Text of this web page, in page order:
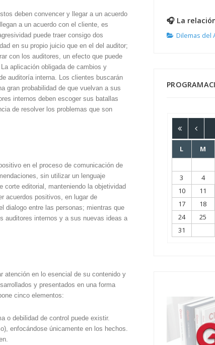
deben convencer y llegar a un acuerdo
a un acuerdo con el cliente, es
puede traer consigo dos
en su propio juicio que en el del auditor;
con los auditores, un efecto que puede
aplicación obligada de cambios y
auditoría interna. Los clientes buscarán
gran probabilidad de que vuelvan a sus
internos deben escoger sus batallas
de resolver los problemas que son
en el proceso de comunicación de
sin utilizar un lenguaje
corte editorial, manteniendo la objetividad
acuerdos positivos, en lugar de
dialogo entre las personas; mientras que
auditores internos y a sus nuevas ideas a
atención en lo esencial de su contenido y
y presentados en una forma
cinco elementos:
o debilidad de control puede existir.
enfocándose únicamente en los hechos.
🎧 La
Dilemas del
L M
3
4
10
11
17
18
24
25
31